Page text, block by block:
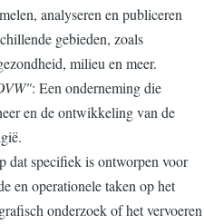
analyseren en publiceren
gebieden, zoals
milieu en meer.
: Een onderneming die
en de ontwikkeling van de
dat specifiek is ontworpen voor
en operationele taken op het
onderzoek of het vervoeren